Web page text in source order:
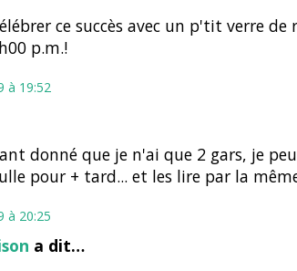
ce succès avec un p'tit verre de
p.m.!
à 19:52
donné que je n'ai que 2 gars, je
pour + tard... et les lire par la
à 20:25
a dit…